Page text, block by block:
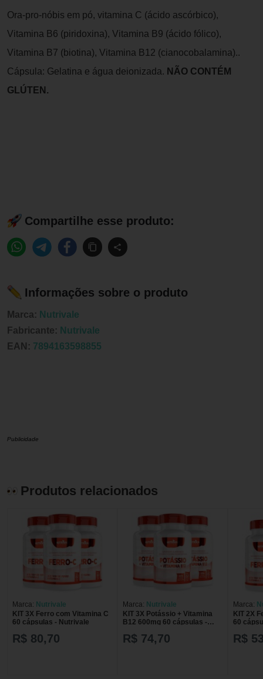
Ora-pro-nóbis em pó, vitamina C (ácido ascórbico),
Vitamina B6 (piridoxina), Vitamina B9 (ácido fólico),
Vitamina B7 (biotina), Vitamina B12 (cianocobalamina)..
Cápsula: Gelatina e água deionizada. NÃO CONTÉM
GLÚTEN.
Compartilhe esse produto:
Informações sobre o produto
Marca: Nutrivale
Fabricante: Nutrivale
EAN: 7894163598855
Publicidade
Produtos relacionados
Marca: Nutrivale
KIT 3X Ferro com Vitamina C
60 cápsulas - Nutrivale
R$ 80,70
Marca: Nutrivale
KIT 3X Potássio + Vitamina
B12 600mg 60 cápsulas -
R$ 74,70
Marca:
KIT 2X
60
R$